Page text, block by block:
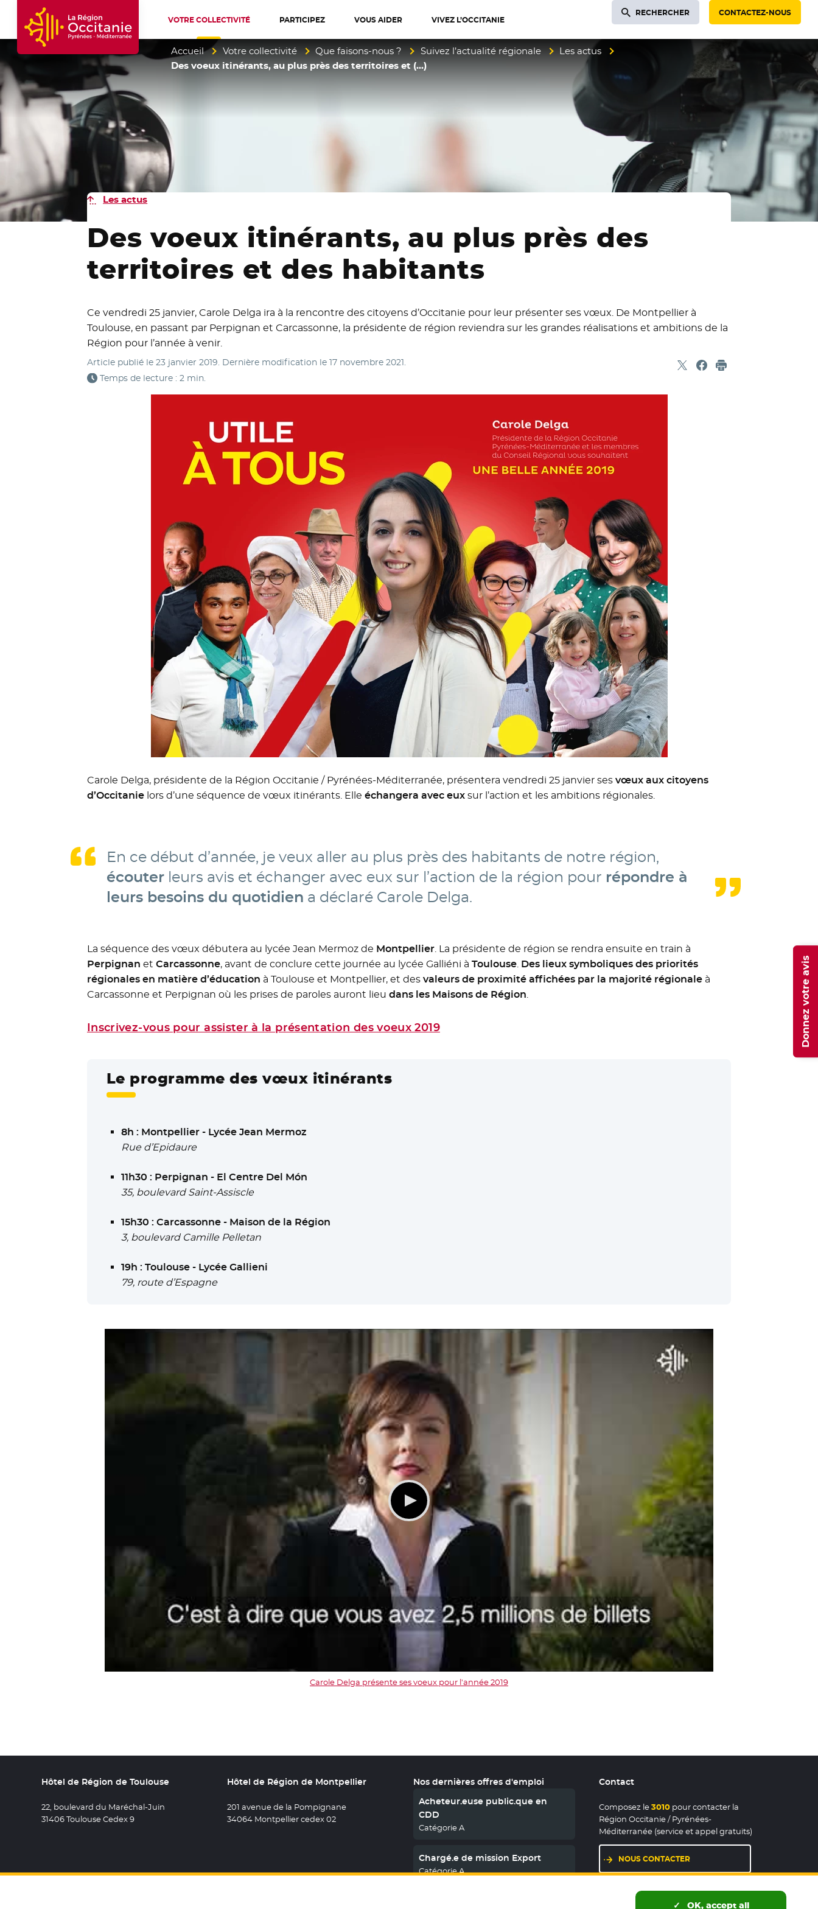
Accueil Région Occitanie / Pyrénées-Méditerranée
VOTRE COLLECTIVITÉ PARTICIPEZ VOUS AIDER VIVEZ L’OCCITANIE
RECHERCHER CONTACTEZ-NOUS
Accueil Votre collectivité Que faisons-nous ? Suivez l’actualité régionale
Les actus
Des voeux itinérants, au plus près des territoires et (…)
Les actus
Des voeux itinérants, au plus près des
territoires et des habitants
Ce vendredi 25 janvier, Carole Delga ira à la rencontre des citoyens d’Occitanie pour leur présenter ses vœux. De Montpellier à
Toulouse, en passant par Perpignan et Carcassonne, la présidente de région reviendra sur les grandes réalisations et ambitions de la
Région pour l’année à venir.
Article publié le 23 janvier 2019. Dernière modification le 17 novembre 2021.
Temps de lecture : 2 min.
Partager sur X
- Nouvelle fenêtre
Partager sur Facebook
- Nouvelle fenêtre
Imprimer
Carole Delga, présidente de la Région Occitanie / Pyrénées-Méditerranée, présentera vendredi 25 janvier ses vœux aux citoyens
d’Occitanielors d’une séquence de vœux itinérants. Elle échangera avec euxsur l’action et les ambitions régionales.
En ce début d’année, je veux aller au plus près des habitants de notre région,
écouterleurs avis et échanger avec eux sur l’action de la région pour répondre à
leurs besoins du quotidien a déclaré Carole Delga.
La séquence des vœux débutera au lycée Jean Mermoz de Montpellier. La présidente de région se rendra ensuite en train à
Perpignan et Carcassonne, avant de conclure cette journée au lycée Galliéni à Toulouse. Des lieux symboliques des priorités
régionales en matière d’éducation à Toulouse et Montpellier, et des valeurs de proximité affichées par la majorité régionaleà
Carcassonne et Perpignan où les prises de paroles auront lieu dans les Maisons de Région
Inscrivez-vous pour assister à la présentation des voeux 2019
Le programme des vœux itinérants
8h : Montpellier - Lycée Jean Mermoz
Rue d’Epidaure
11h30 : Perpignan - El Centre Del Món
35, boulevard Saint-Assiscle
15h30 : Carcassonne - Maison de la Région
3, boulevard Camille Pelletan
19h : Toulouse - Lycée Gallieni
79, route d’Espagne
Carole Delga présente ses voeux pour l'année 2019
Hôtel de Région de Toulouse
22, boulevard du Maréchal-Juin
31406 Toulouse Cedex 9
Hôtel de Région de Montpellier
201 avenue de la Pompignane
34064 Montpellier cedex 02
Nos dernières offres d'emploi
Acheteur.euse public.que en
CDD
Catégorie A
Chargé.e de mission Export
Catégorie A
Contact
Composez le3010pour contacter la
Région Occitanie / Pyrénées-
Méditerranée (service et appel gratuits)
NOUS CONTACTER
LES MAISONS DE RÉGION
OK, accept all
Donnez votre avis